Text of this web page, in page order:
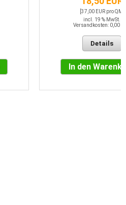
[37,00 EUR pro QM]
incl. 19 % MwSt.
Versandkosten: 0,00
Details
In den